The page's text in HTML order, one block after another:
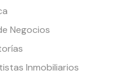
Negocios
Inmobiliarios